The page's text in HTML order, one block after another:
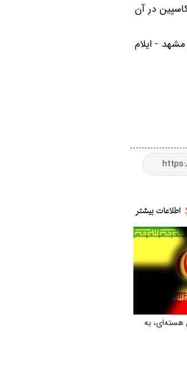
در آن
تهران - ایلام و مشهد - ایلام
هسته‌ای، به